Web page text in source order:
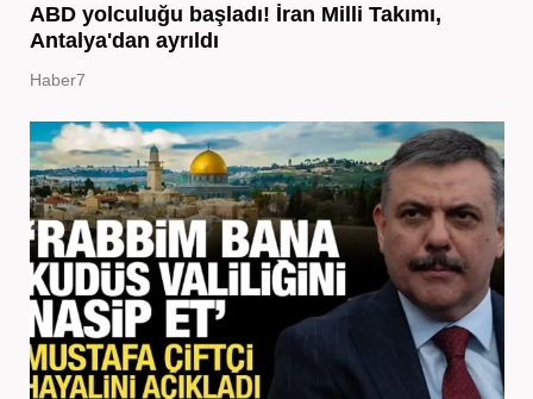
ABD yolculuğu başladı! İran Milli Takımı,
Antalya'dan ayrıldı
Haber7